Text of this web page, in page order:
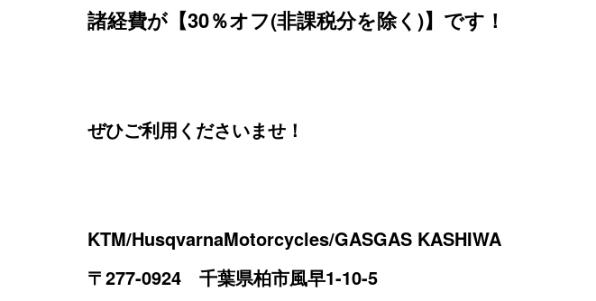
諸経費が【30％オフ(非課税分を除く)】です！
ぜひご利用くださいませ！
KTM/HusqvarnaMotorcycles/GASGAS KASHIWA
〒277-0924 千葉県柏市風早1-10-5